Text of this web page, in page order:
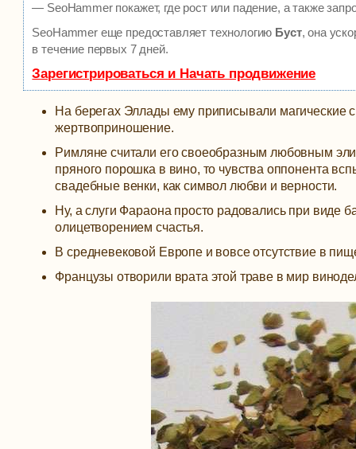
— SeoHammer покажет, где рост или падение, а также
SeoHammer еще предоставляет технологию Буст, она
в течение первых 7 дней.
Зарегистрироваться и Начать продвижение
На берегах Эллады ему приписывали магические
жертвоприношение.
Римляне считали его своеобразным любовным
пряного порошка в вино, то чувства оппонента
свадебные венки, как символ любви и верности.
Ну, а слуги Фараона просто радовались при виде
олицетворением счастья.
В средневековой Европе и вовсе отсутствие в
Французы отворили врата этой траве в мир